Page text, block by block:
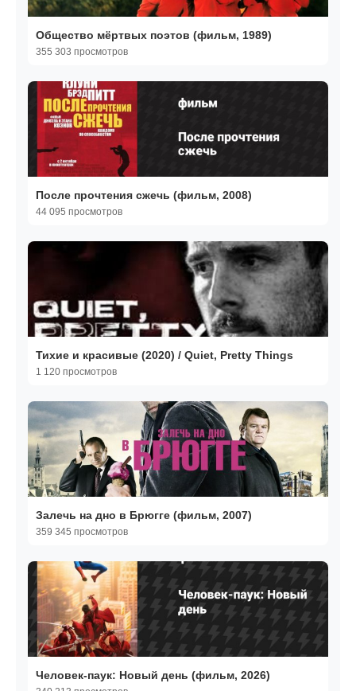
Общество мёртвых поэтов (фильм, 1989)
355 303 просмотров
После прочтения сжечь (фильм, 2008)
44 095 просмотров
Тихие и красивые (2020) / Quiet, Pretty Things
1 120 просмотров
Залечь на дно в Брюгге (фильм, 2007)
359 345 просмотров
Человек-паук: Новый день (фильм, 2026)